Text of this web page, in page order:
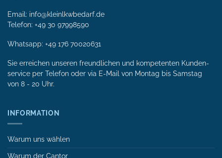
Email: info@kleinlkwbedarf.de
Telefon: +49 30 97998590
Whatsapp: +49 176 70020631
Sie erreichen unseren freundlichen und kompetenten Kunden­
service per Tele­fon oder via E-Mail von Mon­tag bis Samstag
von 8 - 20 Uhr.
INFORMATION
Warum uns wählen
Warum der Cantor